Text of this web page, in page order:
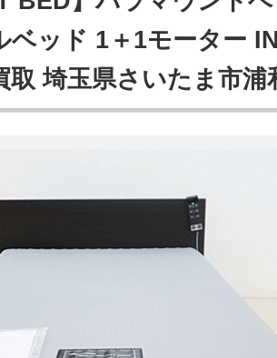
ベッド 1＋1モーター
取 埼玉県さいたま市浦